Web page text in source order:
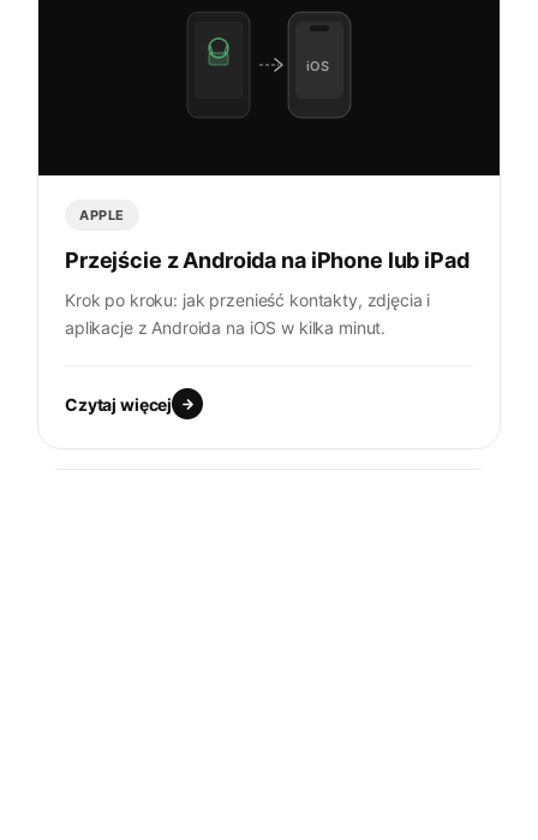
iOS
APPLE
Przejście z Androida na iPhone lub iPad
Krok po kroku: jak przenieść kontakty, zdjęcia i
aplikacje z Androida na iOS w kilka minut.
Czytaj więcej